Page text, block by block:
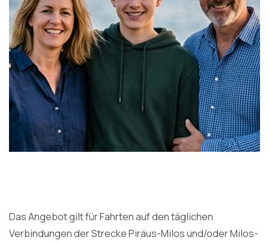
Das Angebot gilt für Fahrten auf den täglichen
Verbindungen der Strecke Piräus-Milos und/oder Milos-